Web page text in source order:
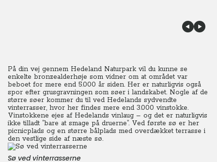
På din vej gennem Hedeland Naturpark vil du kunne se
enkelte bronzealderhøje som vidner om at området var
beboet for mere end 5.000 år siden. Her er naturligvis også
spor efter grusgravningen som søer i landskabet. Nogle af de
større søer kommer du til ved Hedelands sydvendte
vinterrasser, hvor her findes mere end 3.000 vinstokke.
Vinstokkene ejes af Hedelands vinlaug – og det er naturligvis
ikke tilladt ”bare at smage på druerne”. Ved første sø er her
picnicplads og en større bålplads med overdækket terrasse i
den vestlige side af næste sø.
Sø ved vinterrasserne